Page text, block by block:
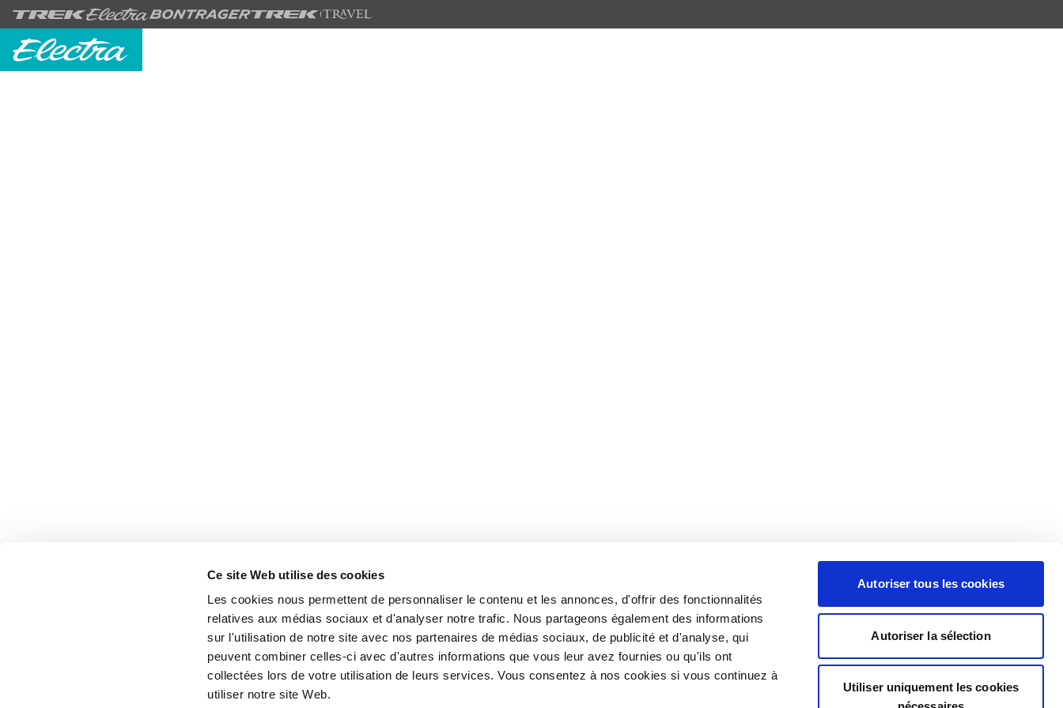
Ce site Web utilise des cookies
Les cookies nous permettent de personnaliser le contenu et les annonces, d'offrir des fonctionnalités
relatives aux médias sociaux et d'analyser notre trafic. Nous partageons également des informations
sur l'utilisation de notre site avec nos partenaires de médias sociaux, de publicité et d'analyse, qui
peuvent combiner celles-ci avec d'autres informations que vous leur avez fournies ou qu'ils ont
collectées lors de votre utilisation de leurs services. Vous consentez à nos cookies si vous continuez à
utiliser notre site Web.
Autoriser tous les cookies
Autoriser la sélection
Utiliser uniquement les cookies